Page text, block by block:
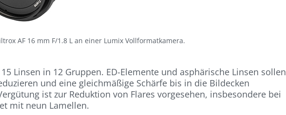
AF 16 mm F/1.8 L an einer Lumix Vollformatkamera.
Linsen in 12 Gruppen. ED-Elemente und asphärische Linsen sollen
und eine gleichmäßige Schärfe bis in die Bildecken
ist zur Reduktion von Flares vorgesehen, insbesondere bei
mit neun Lamellen.